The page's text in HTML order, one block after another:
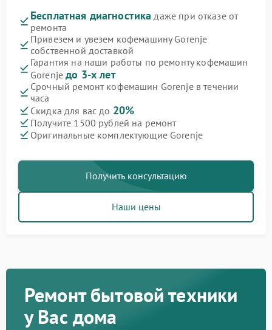
Бесплатная диагностика даже при отказе от
ремонта
Привезем и увезем кофемашину Gorenje
собственной доставкой
Гарантия на наши работы по ремонту кофемашин
Gorenjeдо 3-х лет
Срочный ремонт кофемашин Gorenje в течении
часа
Скидка для вас до 20%
Получите 1500 рублей на ремонт
Оригинальные комплектующие Gorenje
Получить консультацию
Наши цены
Ремонт бытовой техники
у Вас дома